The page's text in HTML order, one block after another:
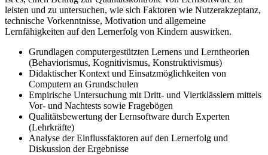
leisten und zu untersuchen, wie sich Faktoren wie Nutzerakzeptanz,
technische Vorkenntnisse, Motivation und allgemeine
Lernfähigkeiten auf den Lernerfolg von Kindern auswirken.
Grundlagen computergestützten Lernens und Lerntheorien
(Behaviorismus, Kognitivismus, Konstruktivismus)
Didaktischer Kontext und Einsatzmöglichkeiten von
Computern an Grundschulen
Empirische Untersuchung mit Dritt- und Viertklässlern mittels
Vor- und Nachtests sowie Fragebögen
Qualitätsbewertung der Lernsoftware durch Experten
(Lehrkräfte)
Analyse der Einflussfaktoren auf den Lernerfolg und
Diskussion der Ergebnisse